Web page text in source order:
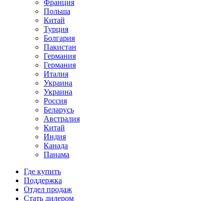
Франция
Польша
Китай
Турция
Болгария
Пакистан
Германия
Германия
Италия
Украина
Украина
Россия
Беларусь
Австралия
Китай
Индия
Канада
Панама
Где купить
Поддержка
Отдел продаж
Стать дилером